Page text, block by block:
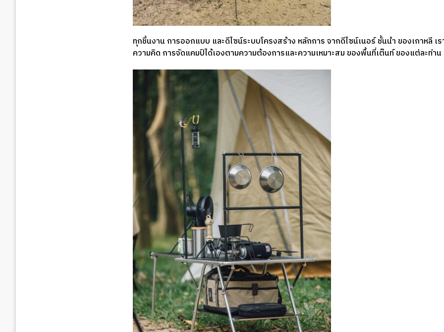
ทุกชิ้นงาน การออกแบบ และดีไซน์ระบบโครงสร้าง หลักการ จากดีไซน์เนอร์ ชั้นนำ ของเกาหลี เ
ความคิด การจัดแคมป์ได้เองตามความต้องการและความเหมาะสม ของพื้นที่เต๊นท์ ของแต่ละท่าน